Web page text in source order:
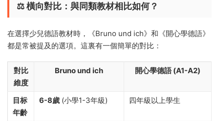
⚖️ 橫向對比：與同類教材相比如何？
在選擇少兒德語教材時，《Bruno und ich》和《開心學德語》
都是常被提及的選項。這裏有一個簡單的對比：
對比
維度
Bruno und ich 開心學德語 (A1-A2)
目标
年齡
6-8歲 (小學1-3年級) 四年級以上學生